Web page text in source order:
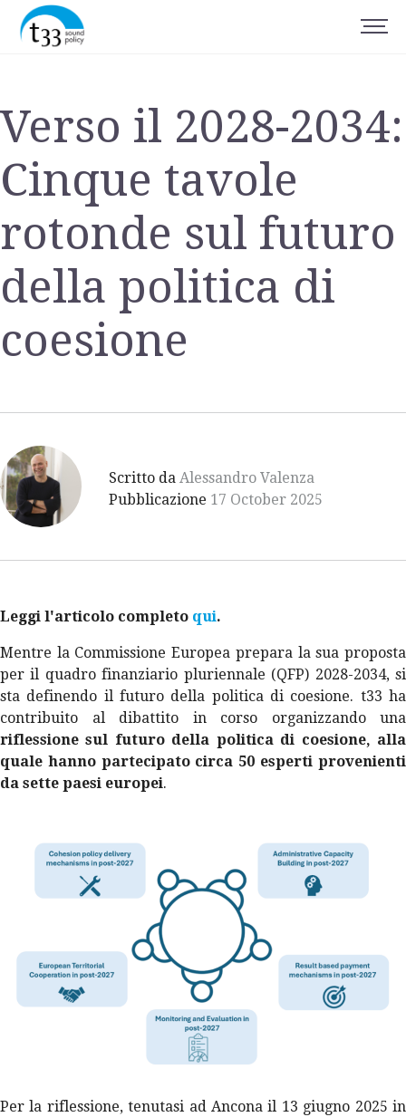
Verso il 2028-2034:
Cinque tavole
rotonde sul futuro
della politica di
coesione
Scritto da Alessandro Valenza
Pubblicazione 17 October 2025
Leggi l'articolo completo qui.
Mentre la Commissione Europea prepara la sua proposta
per il quadro finanziario pluriennale (QFP) 2028-2034, si
sta definendo il futuro della politica di coesione. t33 ha
contribuito al dibattito in corso organizzando una
riflessione sul futuro della politica di coesione, alla
quale hanno partecipato circa 50 esperti provenienti
da sette paesi europei.
Per la riflessione, tenutasi ad Ancona il 13 giugno 2025 in